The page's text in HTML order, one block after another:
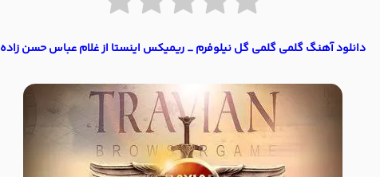
دانلود آهنگ گلمی گلمی گل نیلوفرم _ ریمیکس اینستا از غلام عباس حسن زاده